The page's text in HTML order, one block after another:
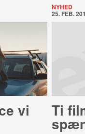
vi
NYHED
25. FEB.
Ti